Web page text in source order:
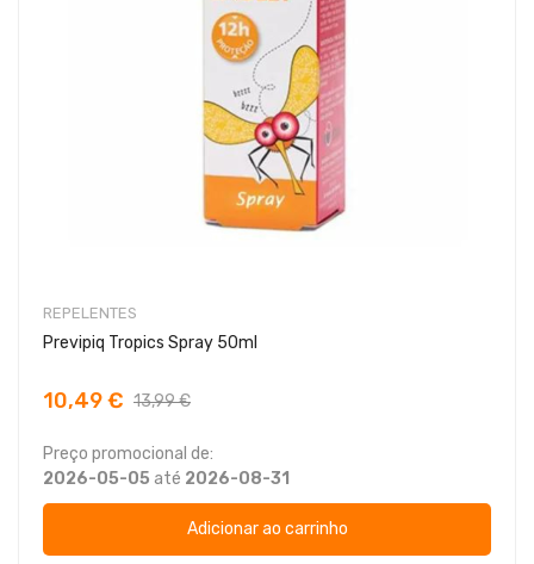
REPELENTES
Previpiq Tropics Spray 50ml
10,49 € 13,99 €
Preço promocional de:
2026-05-05 até 2026-08-31
Adicionar ao carrinho